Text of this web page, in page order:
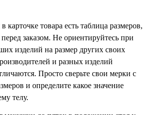
карточке товара есть таблица размеров,
перед заказом. Не ориентируйтесь при
изделий на размер других своих
и разных изделий
Просто сверьте свои мерки с
и определите какое значение
телу.